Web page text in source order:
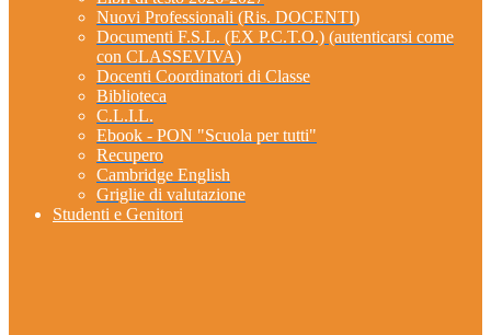
Nuovi Professionali (Ris. DOCENTI)
Documenti F.S.L. (EX P.C.T.O.) (autenticarsi come
con CLASSEVIVA)
Docenti Coordinatori di Classe
Biblioteca
C.L.I.L.
Ebook - PON "Scuola per tutti"
Recupero
Cambridge English
Griglie di valutazione
Studenti e Genitori